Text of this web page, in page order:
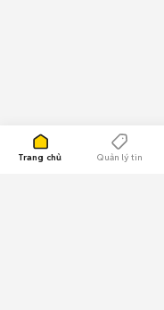
Trang chủ Quản lý tin